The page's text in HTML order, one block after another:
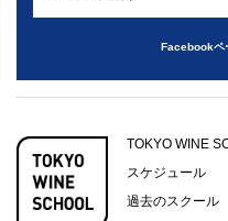
Facebookペ
TOKYO WINE
スケジュール
過去のスクール